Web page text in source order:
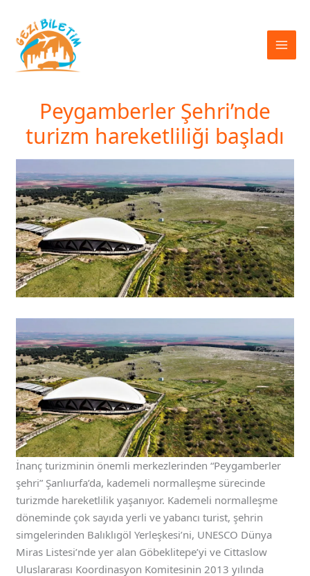
Peygamberler Şehri’nde
turizm hareketliliği başladı
İnanç turizminin önemli merkezlerinden “Peygamberler
şehri” Şanlıurfa’da, kademeli normalleşme sürecinde
turizmde hareketlilik yaşanıyor. Kademeli normalleşme
döneminde çok sayıda yerli ve yabancı turist, şehrin
simgelerinden Balıklıgöl Yerleşkesi’ni, UNESCO Dünya
Miras Listesi’nde yer alan Göbeklitepe’yi ve Cittaslow
Uluslararası Koordinasyon Komitesinin 2013 yılında